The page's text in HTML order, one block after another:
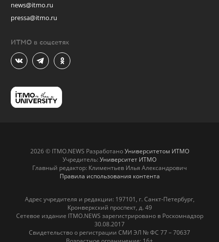
news@itmo.ru
pressa@itmo.ru
ИТМО в соцсетях
2026 © ITMO.NEWS РазработаноУниверситетом ИТМО
Учредитель: Университет ИТМО
Главный редактор: Климентьев Илья Александрович
Правила использования контента
Адрес учредителя и редакции: 197101, г. Санкт-Петербург,
Кронверкский проспект, д. 49
Сетевое издание ITMO.NEWS зарегистрировано в Роскомнадзор
30.08.2017
Свидетельство о регистрации СМИ ЭЛ № ФС 77 – 70637